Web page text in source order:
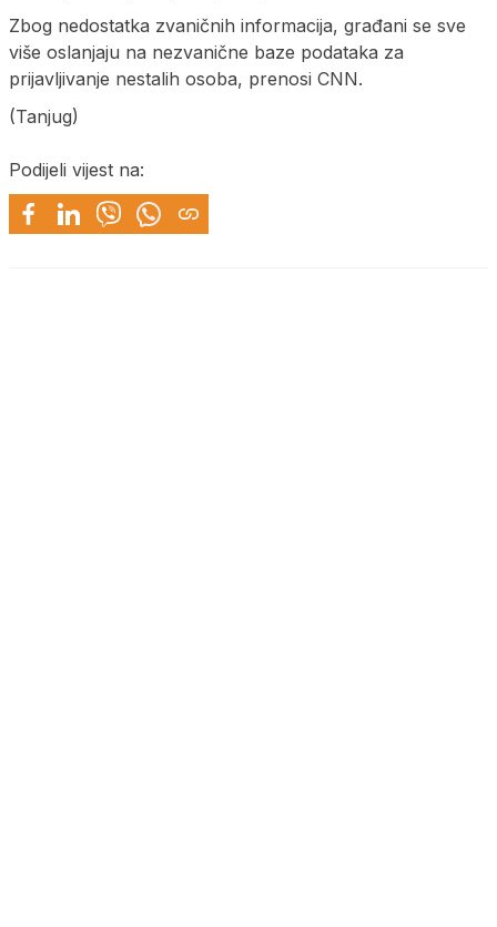
Zbog nedostatka zvaničnih informacija, građani se sve
više oslanjaju na nezvanične baze podataka za
prijavljivanje nestalih osoba, prenosi CNN.
(Tanjug)
Podijeli vijest na: